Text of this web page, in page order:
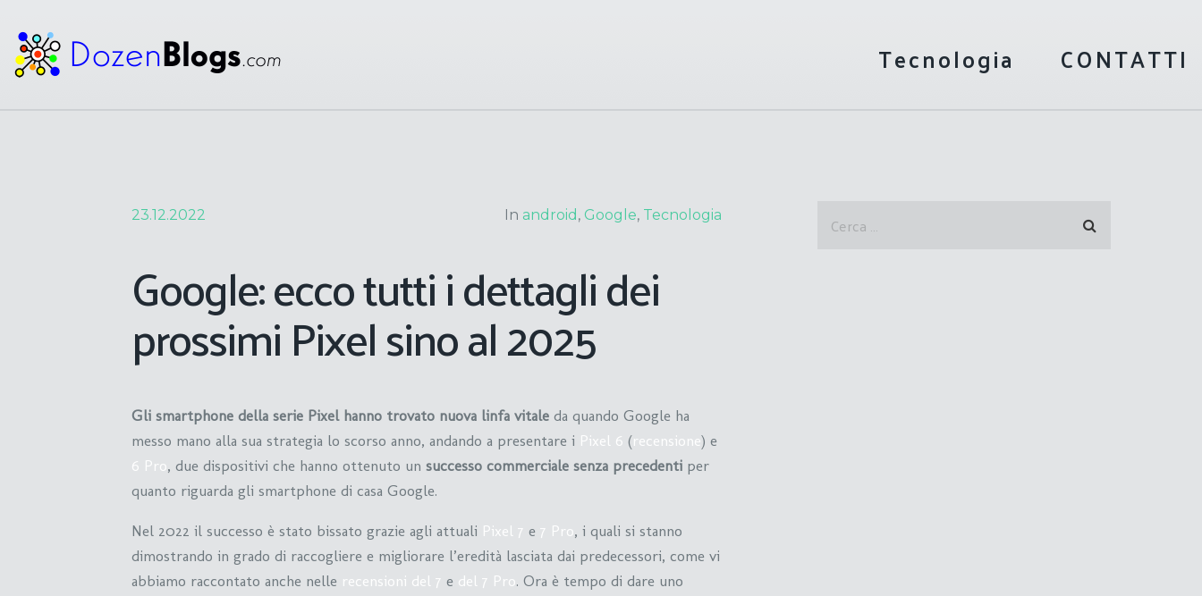
Tecnologia CONTATTI
23.12.2022 In android , Google, Tecnologia
Google: ecco tutti i dettagli dei
prossimi Pixel sino al 2025
Gli smartphone della serie Pixel hanno trovato nuova linfa vitale da quando Google ha
messo mano alla sua strategia lo scorso anno, andando a presentare i Pixel 6 (recensione) e
6 Pro, due dispositivi che hanno ottenuto un successo commerciale senza precedenti per
quanto riguarda gli smartphone di casa Google.
Nel 2022 il successo è stato bissato grazie agli attuali Pixel 7 e 7 Pro, i quali si stanno
dimostrando in grado di raccogliere e migliorare l’eredità lasciata dai predecessori, come vi
abbiamo raccontato anche nelle recensioni del 7 e del 7 Pro. Ora è tempo di dare uno